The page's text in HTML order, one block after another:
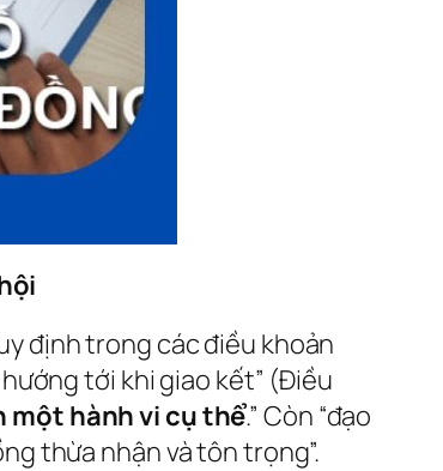
định trong các điều khoản
tới khi giao kết” (Điều
một hành vi cụ thể.” Còn “đạo
thừa nhận và tôn trọng”.